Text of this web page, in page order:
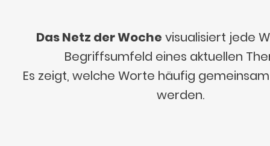
Das Netz der Woche visualisiert jede
Begriffsumfeld eines aktuellen
Es zeigt, welche Worte häufig
werden.